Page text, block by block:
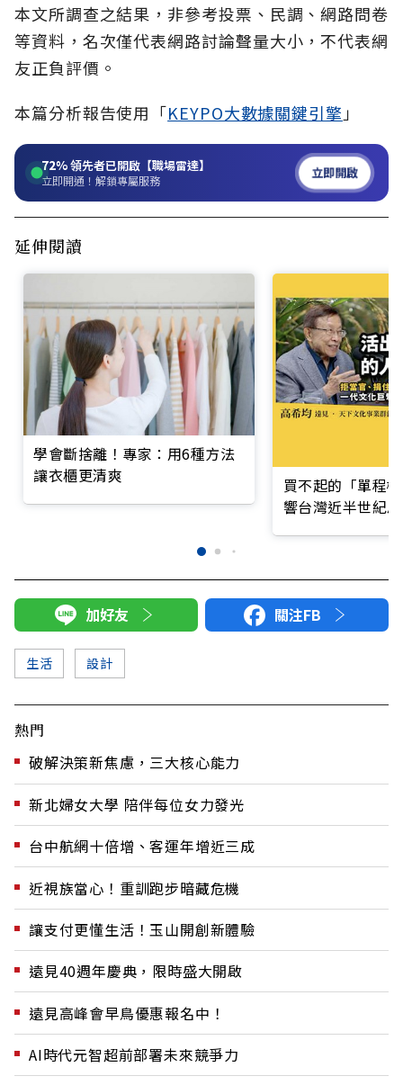
本文所調查之結果，非參考投票、民調、網路問卷
等資料，名次僅代表網路討論聲量大小，不代表網
友正負評價。
本篇分析報告使用「KEYPO大數據關鍵引擎 」
72%領先者已開啟【職場雷達】
立即開通！解鎖專屬服務 立即開啟
延伸閱讀
學會斷捨離！專家：用6種方法
讓衣櫃更清爽
買不起的「單程
響台灣近半世紀
加好友 關注FB
生活 設計
熱門
破解決策新焦慮，三大核心能力
新北婦女大學 陪伴每位女力發光
台中航網十倍增、客運年增近三成
近視族當心！重訓跑步暗藏危機
讓支付更懂生活！玉山開創新體驗
遠見40週年慶典，限時盛大開啟
遠見高峰會早鳥優惠報名中！
AI時代元智超前部署未來競爭力